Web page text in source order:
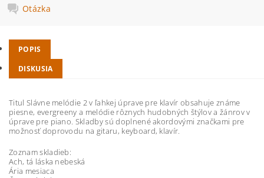
Otázka
POPIS
DISKUSIA
Titul Slávne melódie 2 v ľahkej úprave pre klavír obsahuje známe
piesne, evergreeny a melódie rôznych hudobných štýlov a žánrov v
úprave pre piano. Skladby sú doplnené akordovými značkami pre
možnosť doprovodu na gitaru, keyboard, klavír.
Zoznam skladieb:
Ach, tá láska nebeská
Ária mesiaca